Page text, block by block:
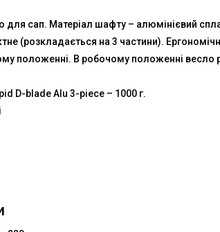
для сап. Матеріал шафту – алюмінієвий
(розкладається на 3 частини).
положенні. В робочому положенні весло
D-blade Alu 3-piece – 1000 г.